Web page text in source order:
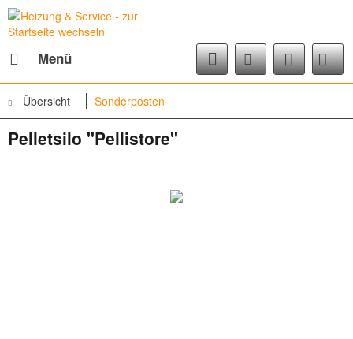
Menü
Übersicht Sonderposten
Pelletsilo "Pellistore"